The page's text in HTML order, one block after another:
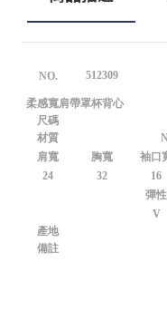
NO. 512309
柔感寬肩帶罩杯背心
尺碼
材質
肩寬
胸寬 袖口
24
32 16
彈性
V
產地
備註